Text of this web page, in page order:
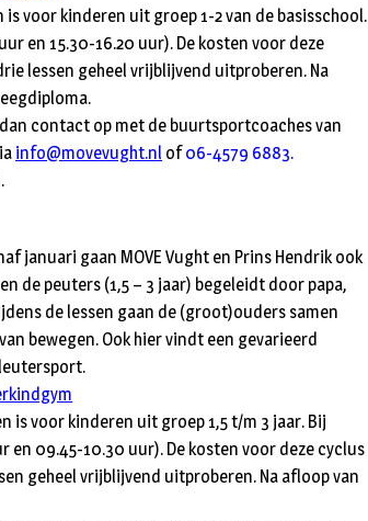
voor kinderen uit groep 1-2 van de basisschool.
en 15.30-16.20 uur). De kosten voor deze
lessen geheel vrijblijvend uitproberen. Na
contact op met de buurtsportcoaches van
info@movevught.nl of06-4579 6883.
januari gaan MOVE Vught en Prins Hendrik ook
de peuters (1,5 – 3 jaar) begeleidt door papa,
de lessen gaan de (groot)ouders samen
bewegen. Ook hier vindt een gevarieerd
is voor kinderen uit groep 1,5 t/m 3 jaar. Bij
09.45-10.30 uur). De kosten voor deze cyclus
geheel vrijblijvend uitproberen. Na afloop van